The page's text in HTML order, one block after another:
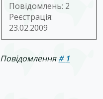
Повідомлень: 2
Реєстрація:
23.02.2009
Повідомлення# 1